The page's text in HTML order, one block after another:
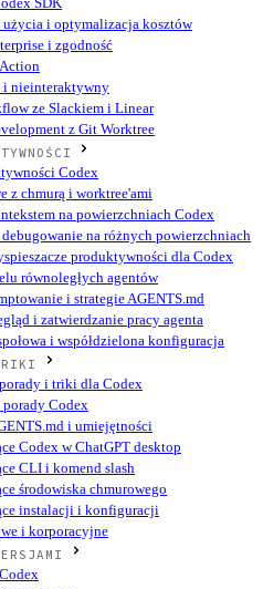
i optymalizacja kosztów
i zgodność
i nieinteraktywny
ze Slackiem i Linear
z Git Worktree
Codex
z chmurą i worktree'ami
na powierzchniach Codex
na różnych powierzchniach
produktywności dla Codex
równoległych agentów
i strategie AGENTS.md
i zatwierdzanie pracy agenta
i współdzielona konfiguracja
i triki dla Codex
porady Codex
i umiejętności
Codex w ChatGPT desktop
CLI i komend slash
środowiska chmurowego
instalacji i konfiguracji
i korporacyjne